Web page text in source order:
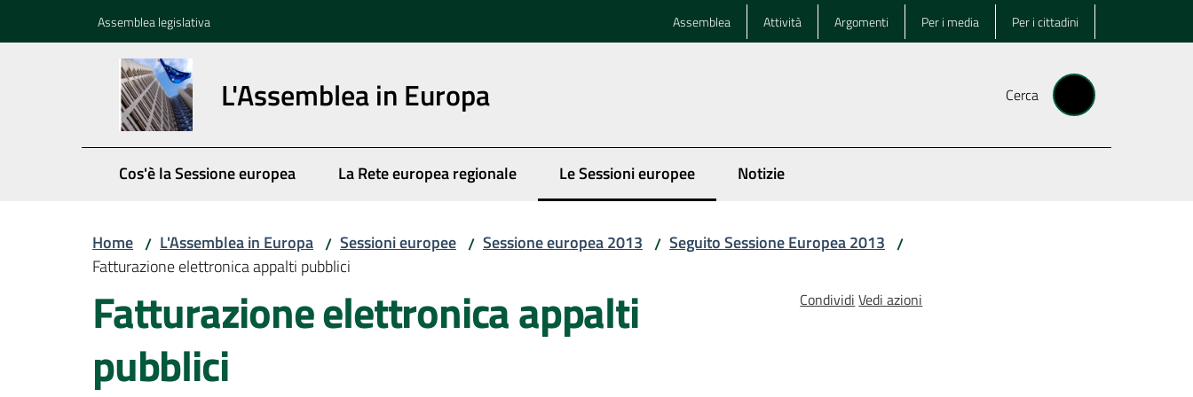
Assemblea legislativa Assemblea Attività Argomenti Per i media Per i cittadini
L'Assemblea in Europa Cerca
Cos'è la Sessione europea La Rete europea regionale Le Sessioni europee
Menu selezionato Notizie
Home / L'Assemblea in Europa / Sessioni europee / Sessione europea 2013 / Seguito Sessione Europea 2013 /
Fatturazione elettronica appalti pubblici
Fatturazione elettronica appalti
pubblici
Condividi Vedi azioni